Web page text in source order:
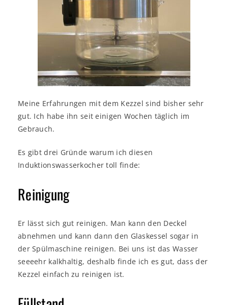
Meine Erfahrungen mit dem Kezzel sind bisher sehr
gut. Ich habe ihn seit einigen Wochen täglich im
Gebrauch.
Es gibt drei Gründe warum ich diesen
Induktionswasserkocher toll finde:
Reinigung
Er lässt sich gut reinigen. Man kann den Deckel
abnehmen und kann dann den Glaskessel sogar in
der Spülmaschine reinigen. Bei uns ist das Wasser
seeeehr kalkhaltig, deshalb finde ich es gut, dass der
Kezzel einfach zu reinigen ist.